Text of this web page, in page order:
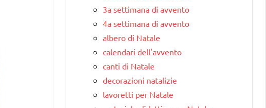
3a settimana di avvento
4a settimana di avvento
albero di Natale
calendari dell'avvento
canti di Natale
decorazioni natalizie
lavoretti per Natale